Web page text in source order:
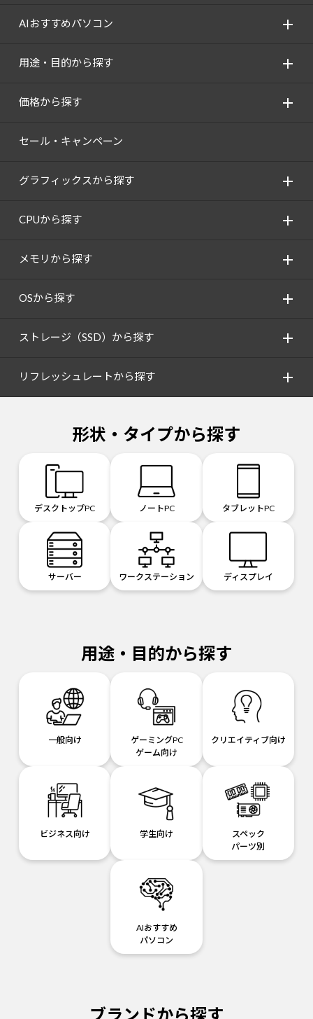
AIおすすめパソコン
用途・目的から探す
価格から探す
セール・キャンペーン
グラフィックスから探す
CPUから探す
メモリから探す
OSから探す
ストレージ（SSD）から探す
リフレッシュレートから探す
形状・タイプから探す
デスクトップPC ノートPC タブレットPC
サーバー ワークステーション ディスプレイ
用途・目的から探す
一般向け
ゲーミングPC
ゲーム向け
クリエイティブ向け
ビジネス向け 学生向け
スペック
パーツ別
AIおすすめ
パソコン
ブランドから探す